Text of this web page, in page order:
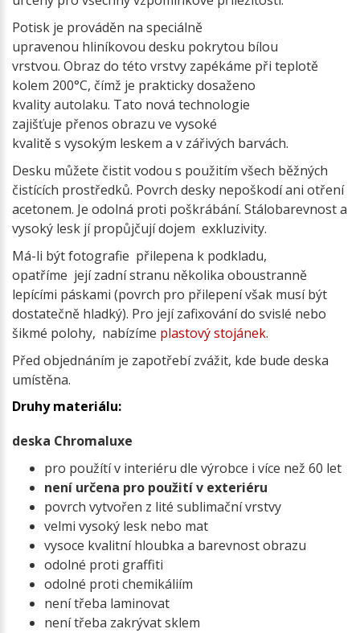
Potisk je prováděn na speciálně
upravenou hliníkovou desku pokrytou bílou
vrstvou. Obraz do této vrstvy zapékáme při teplotě
kolem 200°C, čímž je prakticky dosaženo
kvality autolaku. Tato nová technologie
zajišťuje přenos obrazu ve vysoké
kvalitě s vysokým leskem a v zářivých barvách.
Desku můžete čistit vodou s použitím všech běžných
čistících prostředků. Povrch desky nepoškodí ani otření
acetonem. Je odolná proti poškrábání. Stálobarevnost a
vysoký lesk jí propůjčují dojem exkluzivity.
Má-li být fotografie přilepena k podkladu,
opatříme její zadní stranu několika oboustranně
lepícími páskami (povrch pro přilepení však musí být
dostatečně hladký). Pro její zafixování do svislé nebo
šikmé polohy, nabízíme plastový stojánek.
Před objednáním je zapotřebí zvážit, kde bude deska
umístěna.
Druhy materiálu:
deska Chromaluxe
pro použítí v interiéru dle výrobce i více než 60 let
není určena pro použití v exteriéru
povrch vytvořen z lité sublimační vrstvy
velmi vysoký lesk nebo mat
vysoce kvalitní hloubka a barevnost obrazu
odolné proti graffiti
odolné proti chemikáliím
není třeba laminovat
není třeba zakrývat sklem